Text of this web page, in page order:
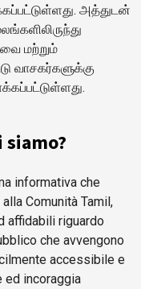
அத்துடன்
மற்றும்
வாசகர்களுக்கு
siamo?
informativa che
Comunità Tamil,
affidabili riguardo
che avvengono
accessibile e
ed incoraggia